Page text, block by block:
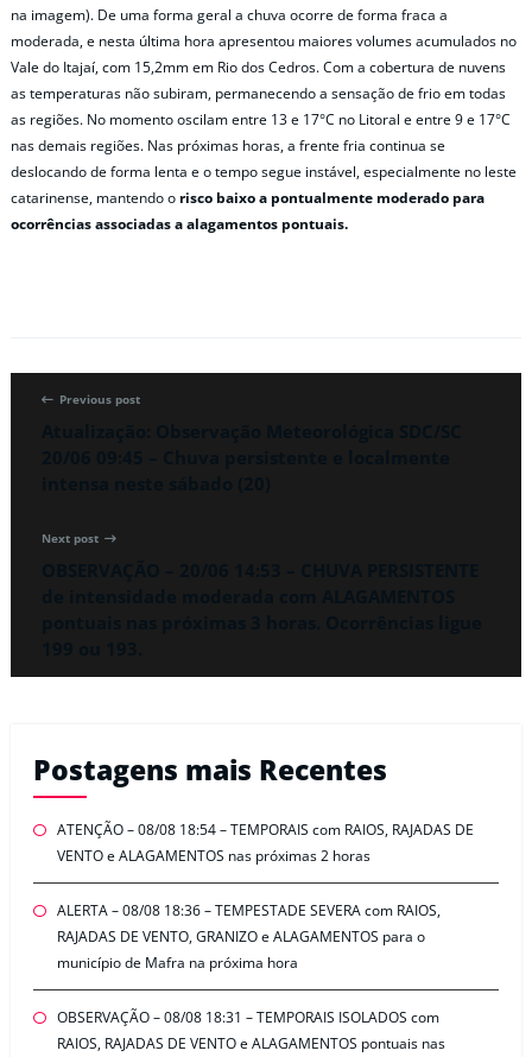
na imagem). De uma forma geral a chuva ocorre de forma fraca a
moderada, e nesta última hora apresentou maiores volumes acumulados no
Vale do Itajaí, com 15,2mm em Rio dos Cedros. Com a cobertura de nuvens
as temperaturas não subiram, permanecendo a sensação de frio em todas
as regiões. No momento oscilam entre 13 e 17°C no Litoral e entre 9 e 17°C
nas demais regiões. Nas próximas horas, a frente fria continua se
deslocando de forma lenta e o tempo segue instável, especialmente no leste
catarinense, mantendo o risco baixo a pontualmente moderado para
ocorrências associadas a alagamentos pontuais.
Previous post
Next post
Postagens mais Recentes
ATENÇÃO – 08/08 18:54 – TEMPORAIS com RAIOS, RAJADAS DE
VENTO e ALAGAMENTOS nas próximas 2 horas
ALERTA – 08/08 18:36 – TEMPESTADE SEVERA com RAIOS,
RAJADAS DE VENTO, GRANIZO e ALAGAMENTOS para o
município de Mafra na próxima hora
OBSERVAÇÃO – 08/08 18:31 – TEMPORAIS ISOLADOS com
RAIOS, RAJADAS DE VENTO e ALAGAMENTOS pontuais nas